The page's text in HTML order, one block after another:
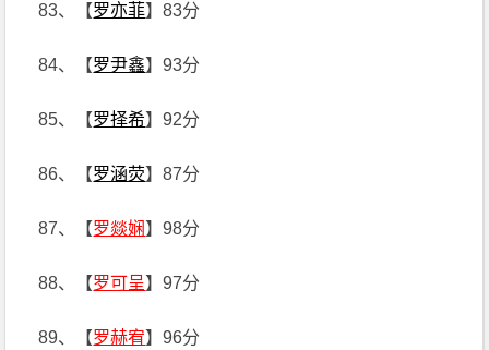
83、【罗亦菲】83分
84、【罗尹鑫】93分
85、【罗择希】92分
86、【罗涵荧】87分
87、【罗燚娴】98分
88、【罗可呈】97分
89、【罗赫宥】96分